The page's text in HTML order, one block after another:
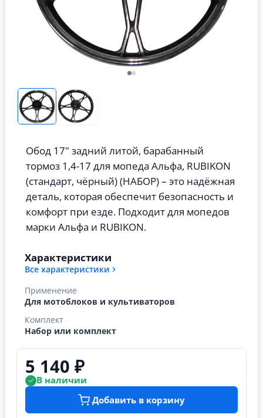
Обод 17" задний литой, барабанный
тормоз 1,4-17 для мопеда Альфа, RUBIKON
(стандарт, чёрный) (НАБОР) – это надёжная
деталь, которая обеспечит безопасность и
комфорт при езде. Подходит для мопедов
марки Альфа и RUBIKON.
Характеристики
Все характеристики
Применение
Для мотоблоков и культиваторов
Комплект
Набор или комплект
5 140 ₽
В наличии
Добавить в корзину